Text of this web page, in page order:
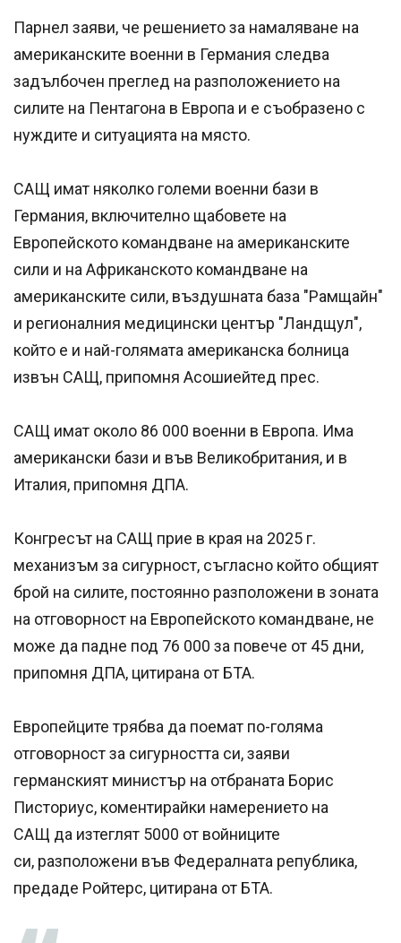
Парнел заяви, че решението за намаляване на
американските военни в Германия следва
задълбочен преглед на разположението на
силите на Пентагона в Европа и е съобразено с
нуждите и ситуацията на място.
САЩ имат няколко големи военни бази в
Германия, включително щабовете на
Европейското командване на американските
сили и на Африканското командване на
американските сили, въздушната база "Рамщайн"
и регионалния медицински център "Ландщул",
който е и най-голямата американска болница
извън САЩ, припомня Асошиейтед прес.
САЩ имат около 86 000 военни в Европа. Има
американски бази и във Великобритания, и в
Италия, припомня ДПА.
Конгресът на САЩ прие в края на 2025 г.
механизъм за сигурност, съгласно който общият
брой на силите, постоянно разположени в зоната
на отговорност на Европейското командване, не
може да падне под 76 000 за повече от 45 дни,
припомня ДПА, цитирана от БТА.
Европейците трябва да поемат по-голяма
отговорност за сигурността си, заяви
германският министър на отбраната Борис
Писториус, коментирайки намерението на
САЩ да изтеглят 5000 от войниците
си, разположени във Федералната република,
предаде Ройтерс, цитирана от БТА.